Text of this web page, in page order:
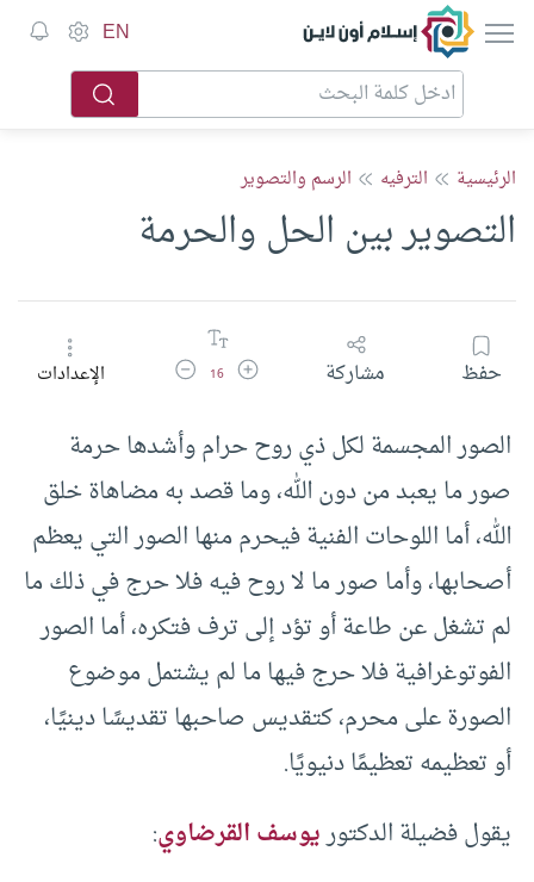
إسلام أون لاين EN
الرئيسية الترفيه الرسم والتصوير
التصوير بين الحل والحرمة
حفظ مشاركة زيادة حجم الخط
16 تقليل حجم الخطالإعدادات
الصور المجسمة لكل ذي روح حرام وأشدها حرمة
صور ما يعبد من دون الله، وما قصد به مضاهاة خلق
الله، أما اللوحات الفنية فيحرم منها الصور التي يعظم
أصحابها، وأما صور ما لا روح فيه فلا حرج في ذلك ما
لم تشغل عن طاعة أو تؤد إلى ترف فتكره، أما الصور
الفوتوغرافية فلا حرج فيها ما لم يشتمل موضوع
الصورة على محرم، كتقديس صاحبها تقديسًا دينيًا،
أو تعظيمه تعظيمًا دنيويًا.
يقول فضيلة الدكتوريوسف القرضاوي: